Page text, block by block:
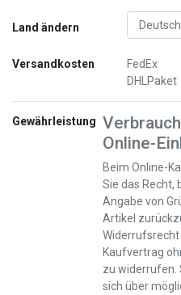
Land ändern
Versandkosten
FedEx
DHLPaket
Gewährleistung
Online-
Beim Online-
Sie das Recht,
Angabe von
Artikel
Widerrufsrecht
Kaufvertrag
zu widerrufen.
sich über